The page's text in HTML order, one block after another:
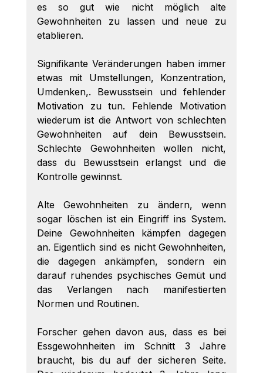
es so gut wie nicht möglich alte
Gewohnheiten zu lassen und neue zu
etablieren.
Signifikante Veränderungen haben immer
etwas mit Umstellungen, Konzentration,
Umdenken,. Bewusstsein und fehlender
Motivation zu tun. Fehlende Motivation
wiederum ist die Antwort von schlechten
Gewohnheiten auf dein Bewusstsein.
Schlechte Gewohnheiten wollen nicht,
dass du Bewusstsein erlangst und die
Kontrolle gewinnst.
Alte Gewohnheiten zu ändern, wenn
sogar löschen ist ein Eingriff ins System.
Deine Gewohnheiten kämpfen dagegen
an. Eigentlich sind es nicht Gewohnheiten,
die dagegen ankämpfen, sondern ein
darauf ruhendes psychisches Gemüt und
das Verlangen nach manifestierten
Normen und Routinen.
Forscher gehen davon aus, dass es bei
Essgewohnheiten im Schnitt 3 Jahre
braucht, bis du auf der sicheren Seite.